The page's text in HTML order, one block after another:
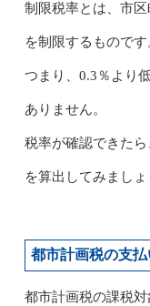
制限税率とは、市
を制限するものです
つまり、0.3％より
ありません。
税率が確認できた
を算出してみましょ
都市計画税の支
都市計画税の課税